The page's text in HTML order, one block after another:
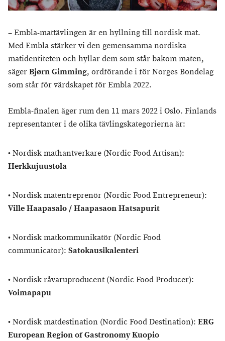
– Embla-mattävlingen är en hyllning till nordisk mat.
Med Embla stärker vi den gemensamma nordiska
matidentiteten och hyllar dem som står bakom maten,
sägerBjørn Gimming, ordförande i för Norges Bondelag
som står för värdskapet för Embla 2022.
Embla-finalen äger rum den 11 mars 2022 i Oslo. Finlands
representanter i de olika tävlingskategorierna är:
• Nordisk mathantverkare (Nordic Food Artisan):
Herkkujuustola
• Nordisk matentreprenör (Nordic Food Entrepreneur):
Ville Haapasalo / Haapasaon Hatsapurit
• Nordisk matkommunikatör (Nordic Food
communicator): Satokausikalenteri
• Nordisk råvaruproducent (Nordic Food Producer):
Voimapapu
• Nordisk matdestination (Nordic Food Destination): ERG
European Region of Gastronomy Kuopio